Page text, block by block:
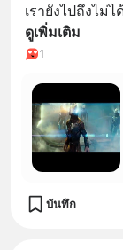
เรายังไปถึงไม่
ดูเพิ่มเติม
1
บันทึก